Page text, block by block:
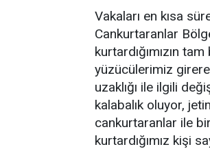
Vakaları en kısa
Cankurtaranlar
kurtardığımızın
yüzücülerimiz
uzaklığı ile ilgili
kalabalık oluyor,
cankurtaranlar ile
kurtardığımız kişi